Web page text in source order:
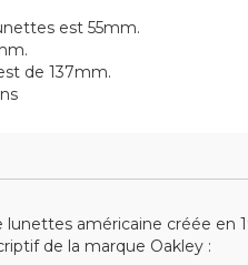
est 55mm.
de 137mm.
américaine créée en
de la marque Oakley :